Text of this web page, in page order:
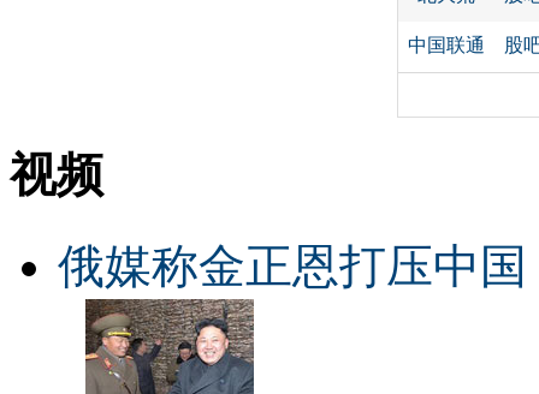
中国联通 股
视频
俄媒称金正恩打压中国